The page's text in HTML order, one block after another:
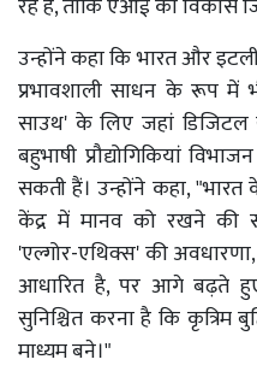
उन्होंने कहा कि भारत और
प्रभावशाली साधन के रूप
साउथ' के लिए जहां
बहुभाषी प्रौद्योगिकियां
सकती हैं। उन्होंने कहा,
केंद्र में मानव को रखने की
'एल्गोर-एथिक्स' की
आधारित है, पर आगे बढ़ते हुए
सुनिश्चित करना है कि कृत्रिम
माध्यम बने।"